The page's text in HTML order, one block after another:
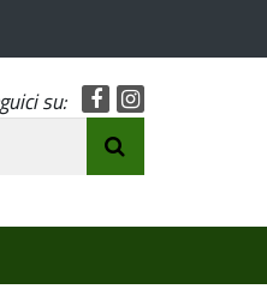
su: Facebook